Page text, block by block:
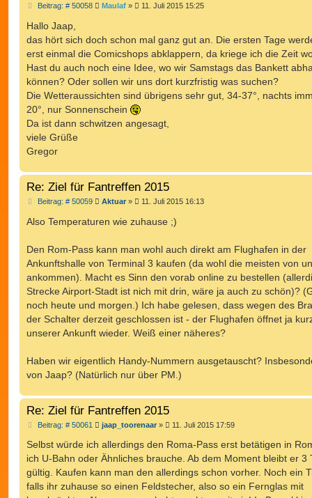
Beitrag: # 50058B
r
a
g
Maulaf» 11. Juli 2015 15:25
Hallo Jaap,
das hört sich doch schon mal ganz gut an. Die ersten Tage
erst einmal die Comicshops abklappern, da kriege ich die Zeit
Hast du auch noch eine Idee, wo wir Samstags das Bankett
können? Oder sollen wir uns dort kurzfristig was suchen?
Die Wetteraussichten sind übrigens sehr gut, 34-37°, nachts
20°, nur Sonnenschein
Da ist dann schwitzen angesagt,
viele Grüße
Gregor
Re: Ziel für Fantreffen 2015
Beitrag: # 50059B
i
t
g
Aktuar» 11. Juli 2015 16:13
Also Temperaturen wie zuhause ;)
Den Rom-Pass kann man wohl auch direkt am Flughafen in der
Ankunftshalle von Terminal 3 kaufen (da wohl die meisten von
ankommen). Macht es Sinn den vorab online zu bestellen
Strecke Airport-Stadt ist nich mit drin, wäre ja auch zu schön)?
noch heute und morgen.) Ich habe gelesen, dass wegen des
der Schalter derzeit geschlossen ist - der Flughafen öffnet ja
unserer Ankunft wieder. Weiß einer näheres?
Haben wir eigentlich Handy-Nummern ausgetauscht?
von Jaap? (Natürlich nur über PM.)
Re: Ziel für Fantreffen 2015
Beitrag: # 50061 B
i
r
a
g
jaap_toorenaar» 11. Juli 2015 17:59
Selbst würde ich allerdings den Roma-Pass erst betätigen in
ich U-Bahn oder Ähnliches brauche. Ab dem Moment bleibt er 3
gültig. Kaufen kann man den allerdings schon vorher. Noch ein
falls ihr zuhause so einen Feldstecher, also so ein Fernglas mit